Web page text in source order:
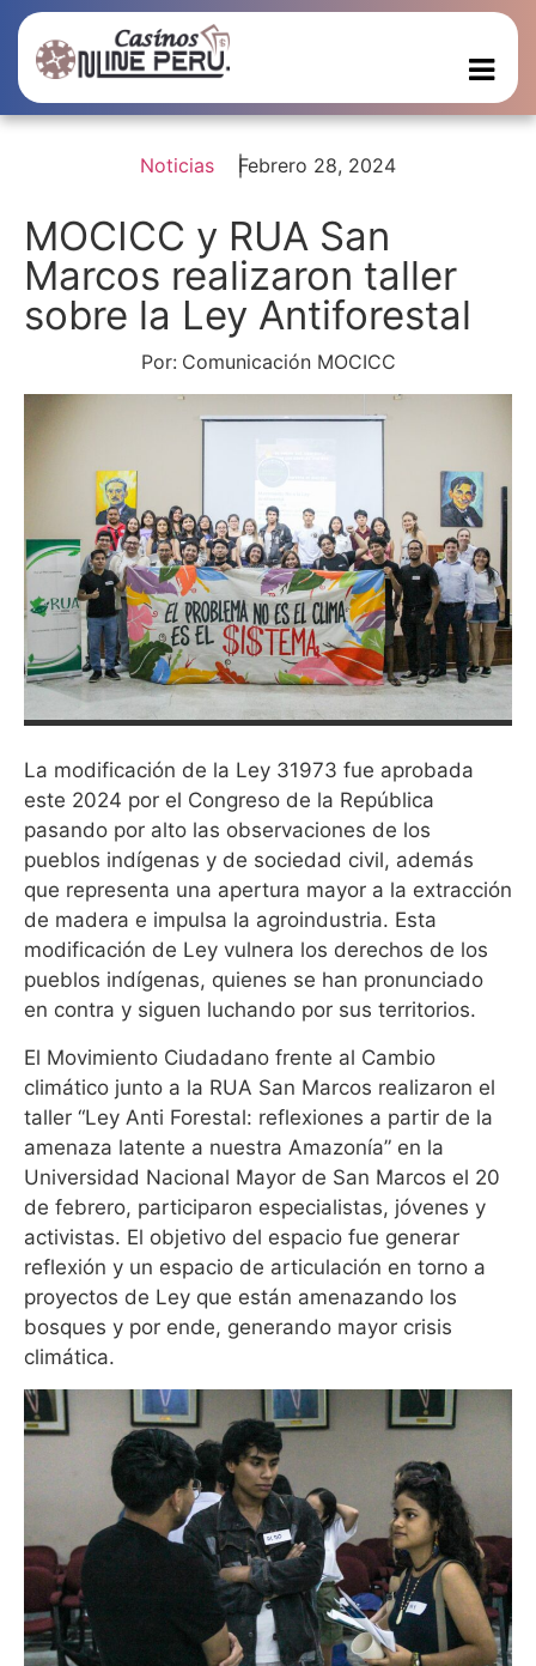
Noticias Febrero 28, 2024
MOCICC y RUA San
Marcos realizaron taller
sobre la Ley Antiforestal
Por: Comunicación MOCICC
La modificación de la Ley 31973 fue aprobada
este 2024 por el Congreso de la República
pasando por alto las observaciones de los
pueblos indígenas y de sociedad civil, además
que representa una apertura mayor a la extracción
de madera e impulsa la agroindustria. Esta
modificación de Ley vulnera los derechos de los
pueblos indígenas, quienes se han pronunciado
en contra y siguen luchando por sus territorios.
El Movimiento Ciudadano frente al Cambio
climático junto a la RUA San Marcos realizaron el
taller “Ley Anti Forestal: reflexiones a partir de la
amenaza latente a nuestra Amazonía” en la
Universidad Nacional Mayor de San Marcos el 20
de febrero, participaron especialistas, jóvenes y
activistas. El objetivo del espacio fue generar
reflexión y un espacio de articulación en torno a
proyectos de Ley que están amenazando los
bosques y por ende, generando mayor crisis
climática.